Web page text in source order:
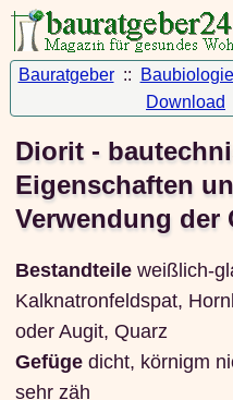
Bauratgeber:: Baubiologie
Download
Diorit -
Eigenschaften
Verwendung der
Bestandteileweißlich-
Kalknatronfeldspat,
oder Augit, Quarz
Gefügedicht, körnigm
sehr zäh